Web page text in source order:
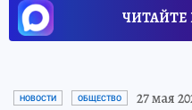
ЧИТАЙТЕ
НОВОСТИ ОБЩЕСТВО 27 мая